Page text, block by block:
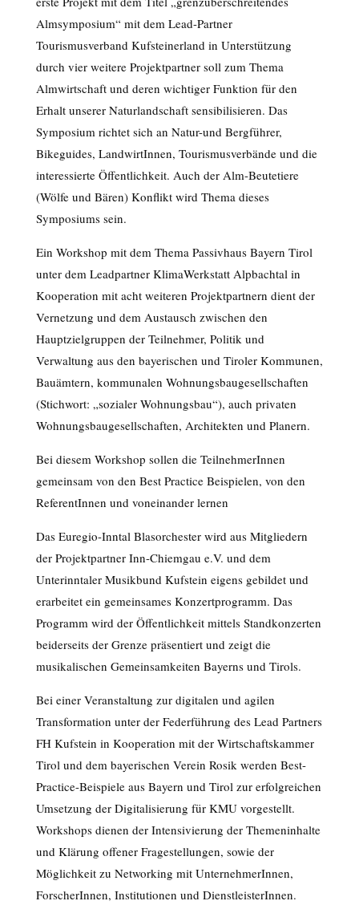
Almsymposium“ mit dem Lead-Partner
Tourismusverband Kufsteinerland in Unterstützung
durch vier weitere Projektpartner soll zum Thema
Almwirtschaft und deren wichtiger Funktion für den
Erhalt unserer Naturlandschaft sensibilisieren. Das
Symposium richtet sich an Natur-und Bergführer,
Bikeguides, LandwirtInnen, Tourismusverbände und die
interessierte Öffentlichkeit. Auch der Alm-Beutetiere
(Wölfe und Bären) Konflikt wird Thema dieses
Symposiums sein.
Ein Workshop mit dem Thema Passivhaus Bayern Tirol
unter dem Leadpartner KlimaWerkstatt Alpbachtal in
Kooperation mit acht weiteren Projektpartnern dient der
Vernetzung und dem Austausch zwischen den
Hauptzielgruppen der Teilnehmer, Politik und
Verwaltung aus den bayerischen und Tiroler Kommunen,
Bauämtern, kommunalen Wohnungsbaugesellschaften
(Stichwort: „sozialer Wohnungsbau“), auch privaten
Wohnungsbaugesellschaften, Architekten und Planern.
Bei diesem Workshop sollen die TeilnehmerInnen
gemeinsam von den Best Practice Beispielen, von den
ReferentInnen und voneinander lernen
Das Euregio-Inntal Blasorchester wird aus Mitgliedern
der Projektpartner Inn-Chiemgau e.V. und dem
Unterinntaler Musikbund Kufstein eigens gebildet und
erarbeitet ein gemeinsames Konzertprogramm. Das
Programm wird der Öffentlichkeit mittels Standkonzerten
beiderseits der Grenze präsentiert und zeigt die
musikalischen Gemeinsamkeiten Bayerns und Tirols.
Bei einer Veranstaltung zur digitalen und agilen
Transformation unter der Federführung des Lead Partners
FH Kufstein in Kooperation mit der Wirtschaftskammer
Tirol und dem bayerischen Verein Rosik werden Best-
Practice-Beispiele aus Bayern und Tirol zur erfolgreichen
Umsetzung der Digitalisierung für KMU vorgestellt.
Workshops dienen der Intensivierung der Themeninhalte
und Klärung offener Fragestellungen, sowie der
Möglichkeit zu Networking mit UnternehmerInnen,
ForscherInnen, Institutionen und DienstleisterInnen.